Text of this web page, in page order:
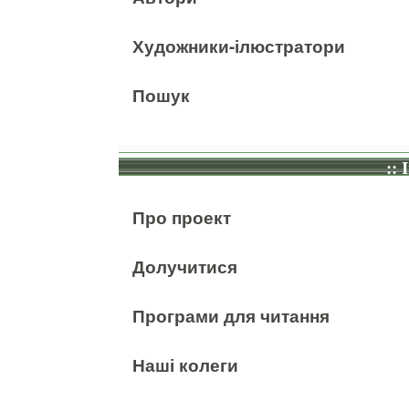
Художники-ілюстратори
Пошук
::
Про проект
Долучитися
Програми для читання
Наші колеги